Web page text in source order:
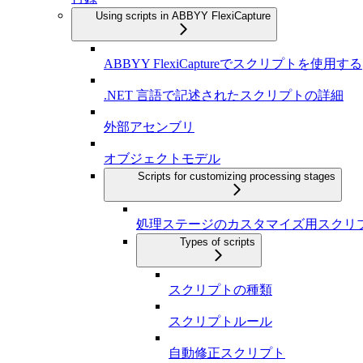
Using scripts in ABBYY FlexiCapture
ABBYY FlexiCaptureでスクリプトを使用する
.NET 言語で記述されたスクリプトの詳細
外部アセンブリ
オブジェクトモデル
Scripts for customizing processing stages
処理ステージのカスタマイズ用スクリ
Types of scripts
スクリプトの種類
スクリプトルール
自動修正スクリプト